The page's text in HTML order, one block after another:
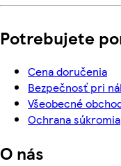
Potrebujete
Cena doručenia
Bezpečnosť pri
Všeobecné
Ochrana súkromia
O nás